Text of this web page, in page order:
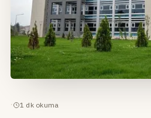
· 1 dk okuma